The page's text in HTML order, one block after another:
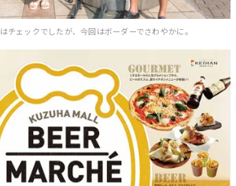
はチェックでしたが、今回はボーダーでさわやかに。